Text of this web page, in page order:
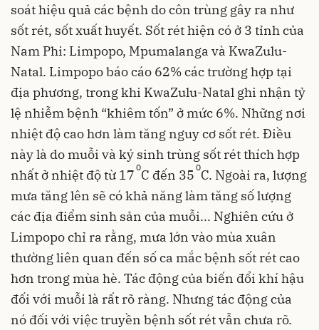
soát hiệu quả các bệnh do côn trùng gây ra như
sốt rét, sốt xuất huyết. Sốt rét hiện có ở 3 tỉnh của
Nam Phi: Limpopo, Mpumalanga và KwaZulu-
Natal. Limpopo báo cáo 62% các trường hợp tại
địa phương, trong khi KwaZulu-Natal ghi nhận tỷ
lệ nhiễm bệnh “khiêm tốn” ở mức 6%. Những nơi
nhiệt độ cao hơn làm tăng nguy cơ sốt rét. Điều
này là do muỗi và ký sinh trùng sốt rét thích hợp
nhất ở nhiệt độ từ 17 0C đến 35 0C. Ngoài ra, lượng
mưa tăng lên sẽ có khả năng làm tăng số lượng
các địa điểm sinh sản của muỗi... Nghiên cứu ở
Limpopo chỉ ra rằng, mưa lớn vào mùa xuân
thường liên quan đến số ca mắc bệnh sốt rét cao
hơn trong mùa hè. Tác động của biến đổi khí hậu
đối với muỗi là rất rõ ràng. Nhưng tác động của
nó đối với việc truyền bệnh sốt rét vẫn chưa rõ.